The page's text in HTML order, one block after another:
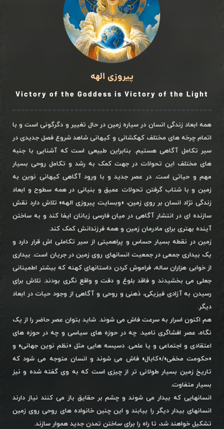
پیروزی الهه
Victory of the Goddess is Victory of the Light
همه ابعاد زندگی انسان در سیاره زمین در حال تغییر و دگرگونی است و با
اتمام چرخه های مختلف کهکشانی و کیهانی شاهد شروع فصل جدیدی در
سیر تکامل آگاهی هستیم. بنابراین طبیعی است که آشنایی با جنبه
های مختلف این تحولات در جهت کمک به رشد و تکامل روحی بسیار
مهم و حیاتی است. در عصر جدید و با ورود آگاهی کیهانی نوین به
زمین و با شتاب گرفتن تحولات عمیق و بنیانی در همه سطوح و ابعاد
زندگی نژاد انسان بر روی زمین، «وبسایت پیروزی الهه» تلاش دارد نقش
سازنده ای در انتشار آگاهی در میان فارسی زبانان ایفا کند و به ساختن
آینده بهتری برای مادرمان زمین و همه فرزندانش کمک کند.
زمین در نقطه بسیار حساس و پراهمیتی از سیر تکاملی اش قرار دارد و
یک بیداری جمعی در جمعیت انسانهای روی زمین در جریان است. بیداری
از خوابی هزاران ساله، فراموش کردن داستانهای کهنه که بیشتر اطمینانی
جعلی می بخشیدند و فاقد بلوغ و دقت و واقع نگری بودند. تلاش برای
رسیدن به آزادی فیزیکی، ذهنی و روحی و آگاهی از وجود حیات در ابعاد
دیگر.
هم اکنون اسرار به سرعت فاش می شوند. شاید بتوان عصر حاضر را از یک
نگاه، عصر افشاگری نامید. چه در حوزه های سیاسی و چه در حوزه های
اعتقادی و اجتماعی و یا علمی. دسیسه هایی مثل «نظم نوین جهانی» و
«حکومت مخفی»/«کابال» فاش می شوند و انسان متوجه می شود که
تاریخ زمین بسیار طولانی تر از چیزی است که به وی گفته شده و نیز
بسیار متفاوت.
انسانهایی که بیدار می شوند و چشم بر حقایق باز می کنند نیاز دارند
انسانهای بیدار دیگر را بیابند و این چنین خانواده های روحی روی زمین
تشکیل خواهند شد، تا راه را برای ساختن تمدن جدید هموار سازند.